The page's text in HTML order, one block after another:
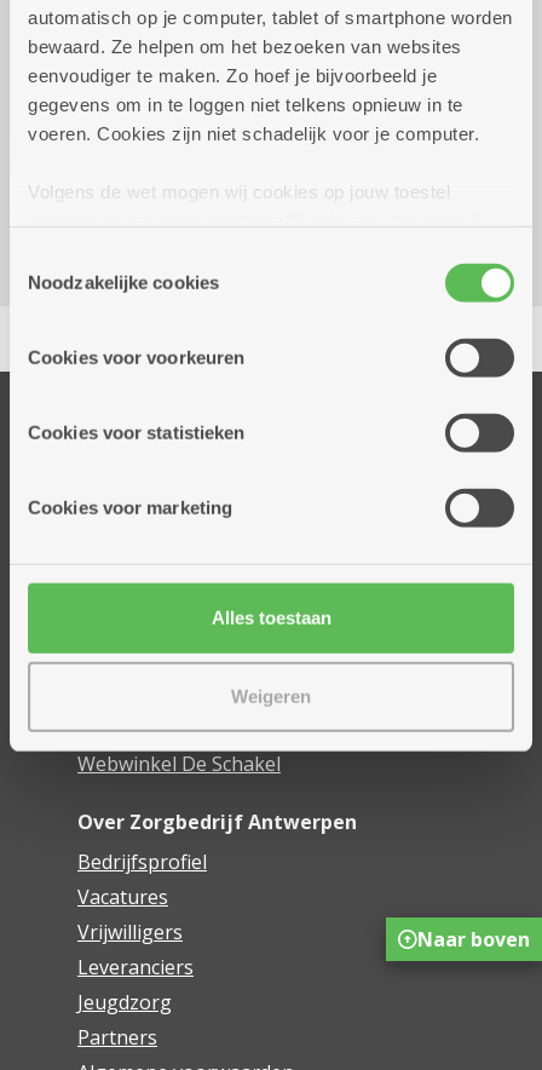
automatisch op je computer, tablet of smartphone worden
bewaard. Ze helpen om het bezoeken van websites
eenvoudiger te maken. Zo hoef je bijvoorbeeld je
gegevens om in te loggen niet telkens opnieuw in te
voeren. Cookies zijn niet schadelijk voor je computer.
Volgens de wet mogen wij cookies op jouw toestel
cookies hebben we jouw toestemming nodig. Sommige
cookies worden geplaatst door derde partijen die een
informatie over jouw (geanonimiseerd) gebruik van onze
partners kunnen deze gegevens combineren met andere
Noodzakelijke cookies
Cookies voor voorkeuren
Cookies voor statistieken
Cookies voor marketing
Alles toestaan
Weigeren
Wekelijks op dinsdag tot 31
december 2026
14.00 uur tot
16.00 uur
Reserveer vervoer
Portugesestraat 1
2660 Hoboken
Assistentiewoningen
Woonzorgcentra
Mijn Zorgbedrijf
Onze innovaties
Mijn Boek
Webwinkel De Schakel
Over Zorgbedrijf Antwerpen
Bedrijfsprofiel
Vacatures
Vrijwilligers
Leveranciers
Jeugdzorg
Partners
Naar boven